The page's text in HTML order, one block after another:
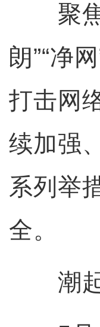
聚焦
朗”“净
打击网
续加强
系列举
全。
潮起